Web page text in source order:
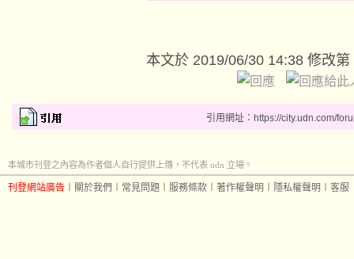
本文於 2019/06/30 14:38 修改第
引用網址：https://city.udn.com/
本城市刊登之內容為作者個人自行提供上傳，不代表 udn 立場。
刊登網站廣告 關於我們 常見問題 服務條款 著作權聲明 隱私權聲明 客服